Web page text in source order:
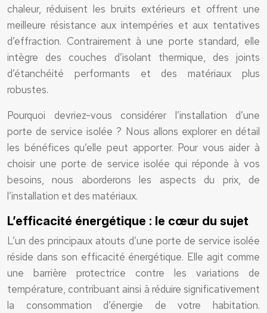
chaleur, réduisent les bruits extérieurs et offrent une
meilleure résistance aux intempéries et aux tentatives
d’effraction. Contrairement à une porte standard, elle
intègre des couches d’isolant thermique, des joints
d’étanchéité performants et des matériaux plus
robustes.
Pourquoi devriez-vous considérer l’installation d’une
porte de service isolée ? Nous allons explorer en détail
les bénéfices qu’elle peut apporter. Pour vous aider à
choisir une porte de service isolée qui réponde à vos
besoins, nous aborderons les aspects du prix, de
l’installation et des matériaux.
L’efficacité énergétique : le cœur du sujet
L’un des principaux atouts d’une porte de service isolée
réside dans son efficacité énergétique. Elle agit comme
une barrière protectrice contre les variations de
température, contribuant ainsi à réduire significativement
la consommation d’énergie de votre habitation.